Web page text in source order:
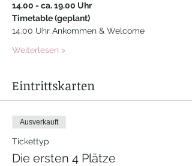
14.00 - ca. 19.00 Uhr
Timetable (geplant)
14.00 Uhr Ankommen & Welcome
Weiterlesen >
Eintrittskarten
Ausverkauft
Tickettyp
Die ersten 4 Plätze